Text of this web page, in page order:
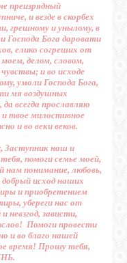
преизрядный
и везде в скорбех
грешному и унылому, в
Бога даровати
елико согреших от
делом, словом,
и во исходе
умоли Господа Бога,
мя воздушных
всегда прославляю
твое милостивное
и во веки веков.
Заступник наш и
помоги семье моей,
нам понимание, любовь,
добрый исход наших
и приобретением
убереги нас от
невзгод, зависти,
Помоги провести
и во благо нашей
время! Прошу тебя,